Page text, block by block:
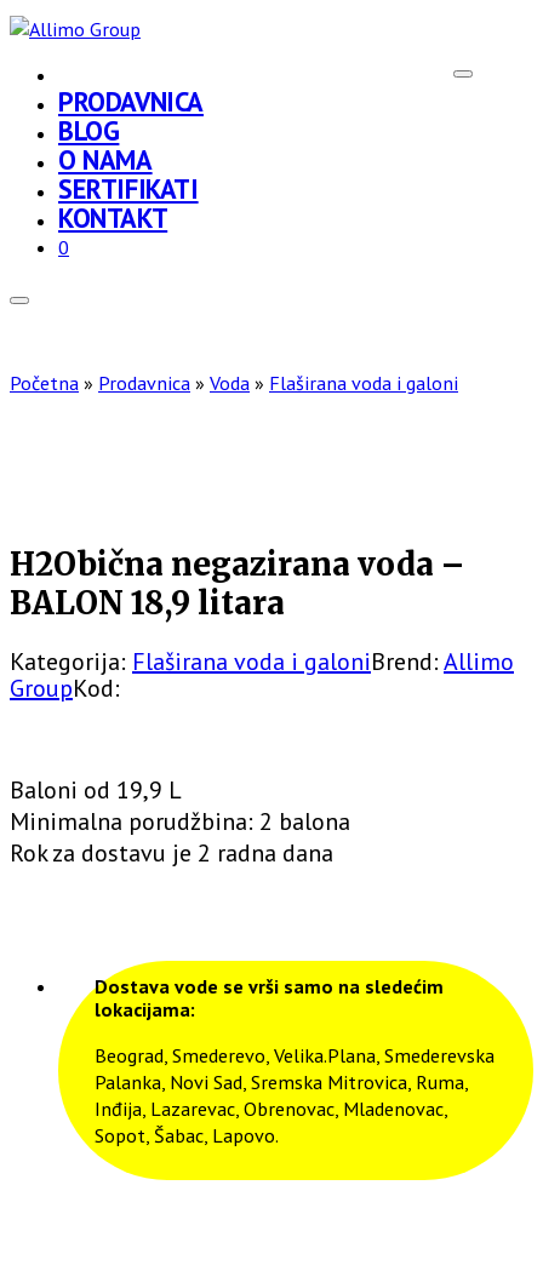
PRODAVNICA
BLOG
O NAMA
SERTIFIKATI
KONTAKT
0
Početna » Prodavnica » Voda » Flaširana voda i galoni
H2Obična negazirana voda –
BALON 18,9 litara
Kategorija: Flaširana voda i galoniBrend:Allimo
GroupKod:
Baloni od 19,9 L
Minimalna porudžbina: 2 balona
Rok za dostavu je 2 radna dana
Dostava vode se vrši samo na sledećim
lokacijama:
Beograd, Smederevo, Velika.Plana, Smederevska
Palanka, Novi Sad, Sremska Mitrovica, Ruma,
Inđija, Lazarevac, Obrenovac, Mladenovac,
Sopot, Šabac, Lapovo.